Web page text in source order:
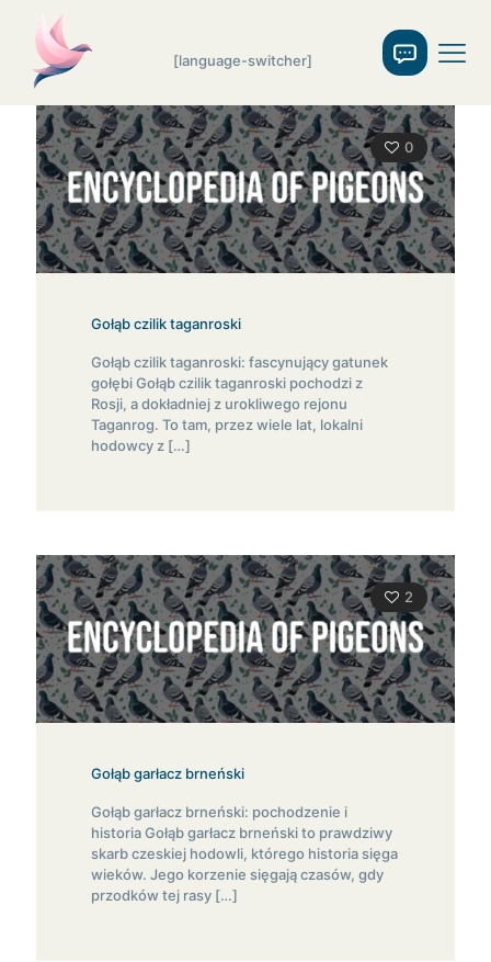
[language-switcher]
0
Gołąb czilik taganroski
Gołąb czilik taganroski: fascynujący gatunek
gołębi Gołąb czilik taganroski pochodzi z
Rosji, a dokładniej z urokliwego rejonu
Taganrog. To tam, przez wiele lat, lokalni
hodowcy z […]
2
Gołąb garłacz brneński
Gołąb garłacz brneński: pochodzenie i
historia Gołąb garłacz brneński to prawdziwy
skarb czeskiej hodowli, którego historia sięga
wieków. Jego korzenie sięgają czasów, gdy
przodków tej rasy […]